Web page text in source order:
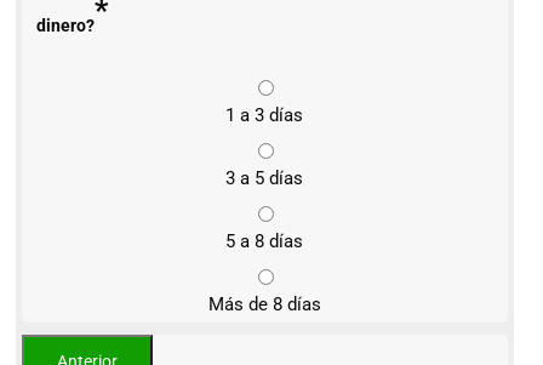
dinero?*
1 a 3 días
3 a 5 días
5 a 8 días
Más de 8 días